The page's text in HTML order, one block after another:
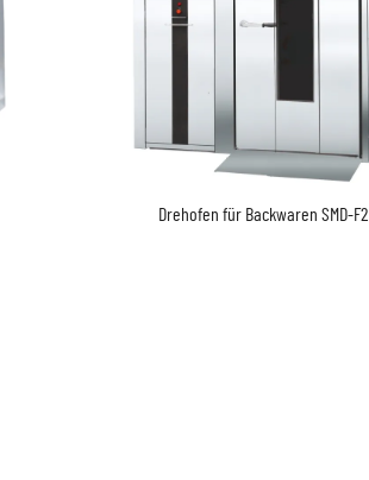
Drehofen für Backwaren SMD-F2